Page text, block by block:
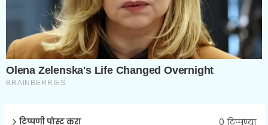
टिप्पणी पोस्ट करा 0 टिप्पण्या